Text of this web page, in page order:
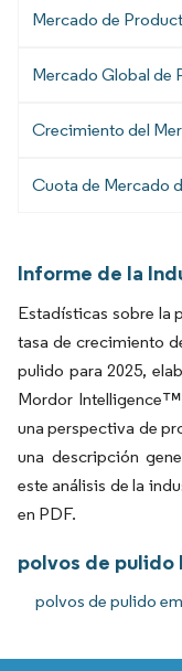
Mercado de
Mercado Global de
Crecimiento del
Cuota de Mercado
Informe de la
Estadísticas sobre la
tasa de crecimiento
pulido para 2025,
Mordor
una perspectiva de
una descripción
este análisis de la
en PDF.
polvos de pulido
polvos de pulido